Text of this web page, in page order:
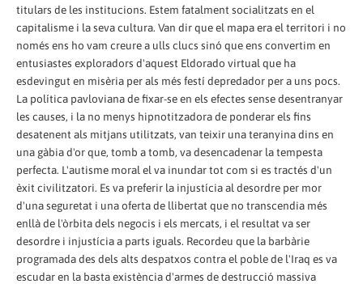
titulars de les institucions. Estem fatalment socialitzats en el
capitalisme i la seva cultura. Van dir que el mapa era el territori i no
només ens ho vam creure a ulls clucs sinó que ens convertim en
entusiastes exploradors d'aquest Eldorado virtual que ha
esdevingut en misèria per als més festí depredador per a uns pocs.
La política pavloviana de fixar-se en els efectes sense desentranyar
les causes, i la no menys hipnotitzadora de ponderar els fins
desatenent als mitjans utilitzats, van teixir una teranyina dins en
una gàbia d'or que, tomb a tomb, va desencadenar la tempesta
perfecta. L'autisme moral el va inundar tot com si es tractés d'un
èxit civilitzatori. Es va preferir la injustícia al desordre per mor
d'una seguretat i una oferta de llibertat que no transcendia més
enllà de l'òrbita dels negocis i els mercats, i el resultat va ser
desordre i injustícia a parts iguals. Recordeu que la barbàrie
programada des dels alts despatxos contra el poble de l'Iraq es va
escudar en la basta existència d'armes de destrucció massiva